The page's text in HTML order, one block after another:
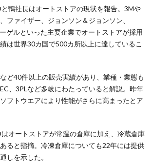
鴨社長はオートストアの現状を報告。3Mや
ファイザー、ジョンソン＆ジョンソン、
ゲルといった主要企業でオートストアが採用
は世界30カ国で500カ所以上に達しているこ
ど40件以上の販売実績があり、業種・業態も
、3PLなど多岐にわたっていると解説。昨年
フトウエアにより性能がさらに高まったとア
オートストアが常温の倉庫に加え、冷蔵倉庫
ると指摘。冷凍倉庫についても22年には提供
しを示した。